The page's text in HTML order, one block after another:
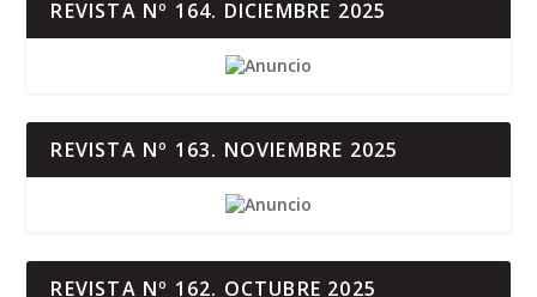
REVISTA Nº 164. DICIEMBRE 2025
REVISTA Nº 163. NOVIEMBRE 2025
REVISTA Nº 162. OCTUBRE 2025